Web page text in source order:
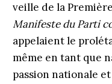
veille de la
Manifeste du Parti
appelaient le
même en tant que
passion nationale